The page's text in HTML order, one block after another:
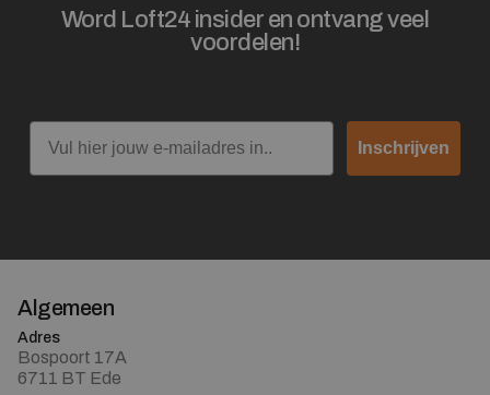
Word Loft24 insider en ontvang veel
voordelen!
Email
Inschrijven
Algemeen
Adres
Bospoort 17A
6711 BT Ede